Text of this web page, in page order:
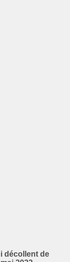
décollent de